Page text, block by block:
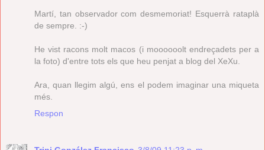
Martí, tan observador com desmemoriat! Esquerrà rataplà
de sempre. :-)
He vist racons molt macos (i moooooolt endreçadets per a
la foto) d'entre tots els que heu penjat a blog del XeXu.
Ara, quan llegim algú, ens el podem imaginar una miqueta
més.
Respon